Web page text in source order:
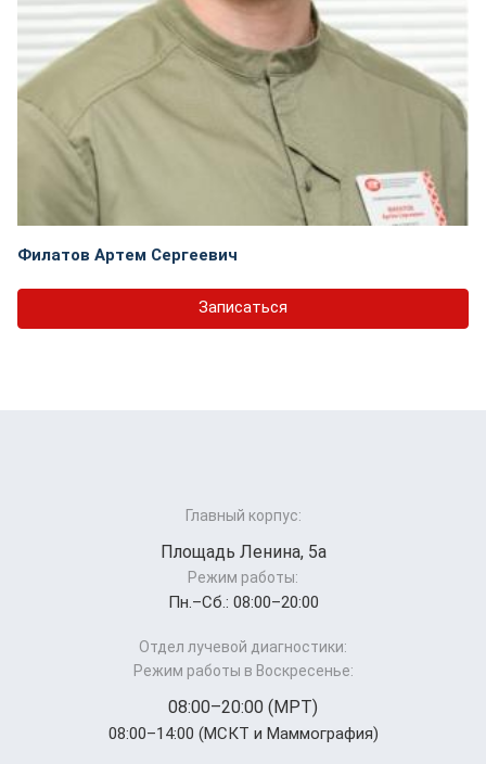
Филатов Артем Сергеевич
Записаться
Главный корпус:
Площадь Ленина, 5а
Режим работы:
Пн.–Cб.: 08:00–20:00
Отдел лучевой диагностики:
Режим работы в Воскресенье:
08:00–20:00 (МРТ)
08:00–14:00 (МСКТ и Маммография)